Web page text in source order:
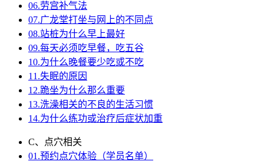
06.劳宫补气法
07.广龙堂打坐与网上的不同点
08.站桩为什么早上最好
09.每天必须吃早餐，吃五谷
10.为什么晚餐要少吃或不吃
11.失眠的原因
12.跪坐为什么那么重要
13.洗澡相关的不良的生活习惯
14.为什么练功或治疗后症状加重
C、点穴相关
01.预约点穴体验（学员名单）